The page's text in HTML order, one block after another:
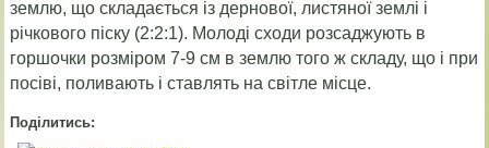
землю, що складається із дернової, листяної землі і
річкового піску (2:2:1). Молоді сходи розсаджують в
горшочки розміром 7-9 см в землю того ж складу, що і при
посіві, поливають і ставлять на світле місце.
Поділитись: